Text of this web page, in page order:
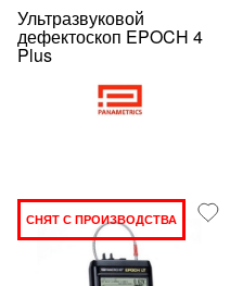
Ультразвуковой
дефектоскоп EPOCH 4
Plus
СНЯТ С ПРОИЗВОДСТВА